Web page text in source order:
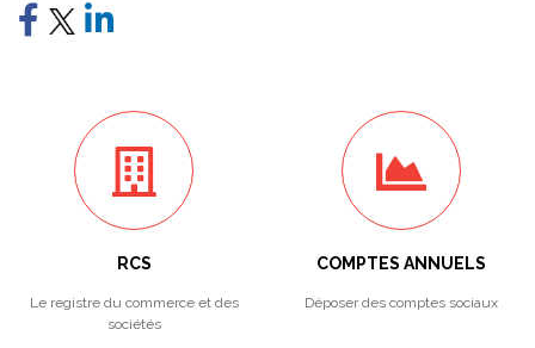
RCS
Le registre du commerce et des
sociétés
COMPTES ANNUELS
Déposer des comptes sociaux